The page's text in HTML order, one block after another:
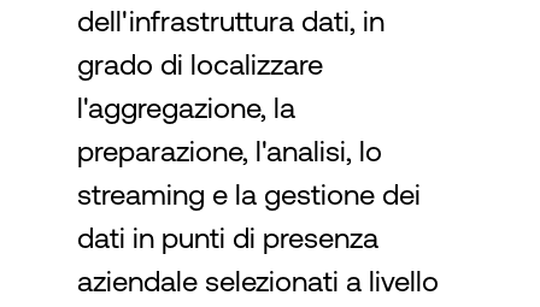
Accesso
dell'infrastruttura dati, in
grado di localizzare
l'aggregazione, la
preparazione, l'analisi, lo
streaming e la gestione dei
dati in punti di presenza
aziendale selezionati a livello